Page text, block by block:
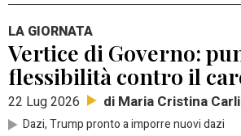
LA GIORNATA
Vertice di Governo:
flessibilità contro il
22 Lug 2026 di Maria Cristina
Dazi, Trump pronto a imporre nuovi dazi